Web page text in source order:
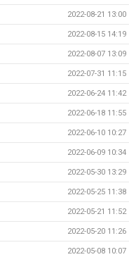
2022-08-21 13:00
2022-08-15 14:19
2022-08-07 13:09
2022-07-31 11:15
2022-06-24 11:42
2022-06-18 11:55
2022-06-10 10:27
2022-06-09 10:34
2022-05-30 13:29
2022-05-25 11:38
2022-05-21 11:52
2022-05-20 11:26
2022-05-08 10:07